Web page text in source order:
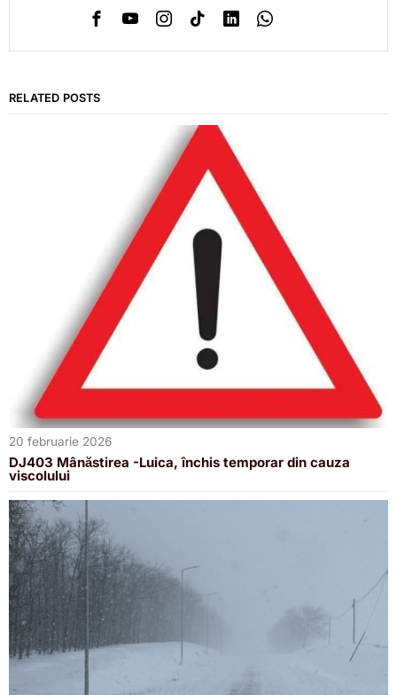
RELATED POSTS
20 februarie 2026
DJ403 Mânăstirea -Luica, închis temporar din cauza
viscolului